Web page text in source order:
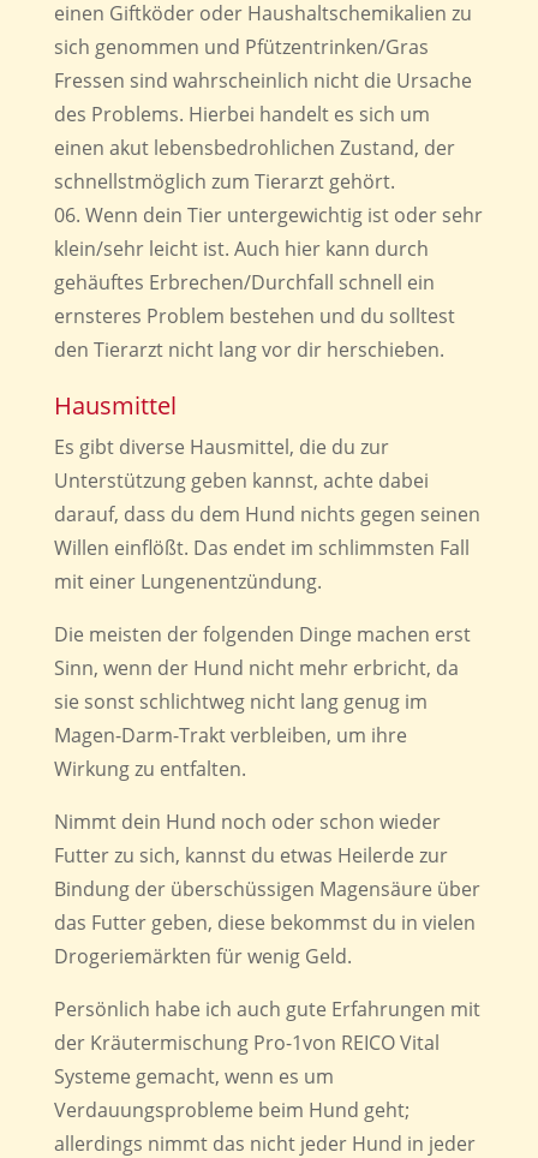
einen Giftköder oder Haushaltschemikalien zu
sich genommen und Pfützentrinken/Gras
Fressen sind wahrscheinlich nicht die Ursache
des Problems. Hierbei handelt es sich um
einen akut lebensbedrohlichen Zustand, der
schnellstmöglich zum Tierarzt gehört.
Wenn dein Tier untergewichtig ist oder sehr
klein/sehr leicht ist. Auch hier kann durch
gehäuftes Erbrechen/Durchfall schnell ein
ernsteres Problem bestehen und du solltest
den Tierarzt nicht lang vor dir herschieben.
Hausmittel
Es gibt diverse Hausmittel, die du zur
Unterstützung geben kannst, achte dabei
darauf, dass du dem Hund nichts gegen seinen
Willen einflößt. Das endet im schlimmsten Fall
mit einer Lungenentzündung.
Die meisten der folgenden Dinge machen erst
Sinn, wenn der Hund nicht mehr erbricht, da
sie sonst schlichtweg nicht lang genug im
Magen-Darm-Trakt verbleiben, um ihre
Wirkung zu entfalten.
Nimmt dein Hund noch oder schon wieder
Futter zu sich, kannst du etwas Heilerde zur
Bindung der überschüssigen Magensäure über
das Futter geben, diese bekommst du in vielen
Drogeriemärkten für wenig Geld.
Persönlich habe ich auch gute Erfahrungen mit
der Kräutermischung Pro-1von REICO Vital
Systeme gemacht, wenn es um
Verdauungsprobleme beim Hund geht;
allerdings nimmt das nicht jeder Hund in jeder